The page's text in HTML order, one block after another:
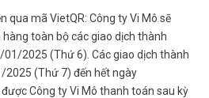
qua mã VietQR: Công ty Vi Mô sẽ
toàn bộ các giao dịch thành
2025 (Thứ 6). Các giao dịch thành
(Thứ 7) đến hết ngày
Công ty Vi Mô thanh toán sau kỳ